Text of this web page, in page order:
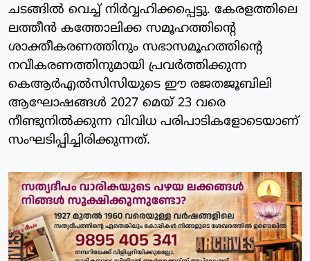
ചടങ്ങിൽ വെച്ച് നിർവ്വഹിക്കപ്പെട്ടു. കേരളത്തിലെ
ലത്തീൻ കത്തോലിക്ക സമൂഹത്തിന്റെ
ശാക്തീകരണത്തിനും സഭാസമൂഹത്തിന്റെ
നവീകരണത്തിനുമായി പ്രവർത്തിക്കുന്ന
കെആർഎൽസിസിയുടെ ഈ രജതജൂബിലി
ആഘോഷങ്ങൾ 2027 മെയ് 23 വരെ
നീണ്ടുനിൽക്കുന്ന വിവിധ പരിപാടികളോടെയാണ്
സംഘടിപ്പിച്ചിരിക്കുന്നത്.